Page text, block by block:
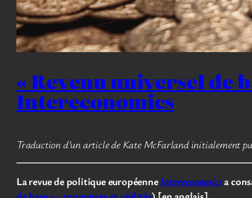
« Revenu universel de
Intereconomics
Traduction d’un article de Kate McFarland initialement
La revue de politique européenneIntereconomicsa